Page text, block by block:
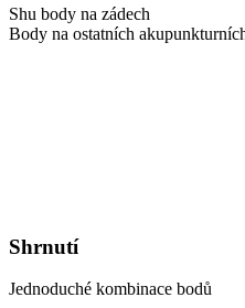
Shu body na zádech
Body na ostatních
Shrnutí
Jednoduché kombinace bodů